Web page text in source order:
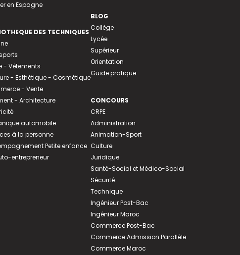
en Espagne
DES TECHNIQUES
- Vêtements
- Esthétique - Cosmétique
- Vente
- Architecture
automobile
à la personne
Petite enfance
entrepreneur
BLOG
Collège
Lycée
Supérieur
Orientation
Guide pratique
CONCOURS
CRPE
Administration
Animation-Sport
Culture
Juridique
Santé-Social et Médico-Social
Sécurité
Technique
Ingénieur Post-Bac
Ingénieur Maroc
Commerce Post-Bac
Commerce Admission Parallèle
Commerce Maroc